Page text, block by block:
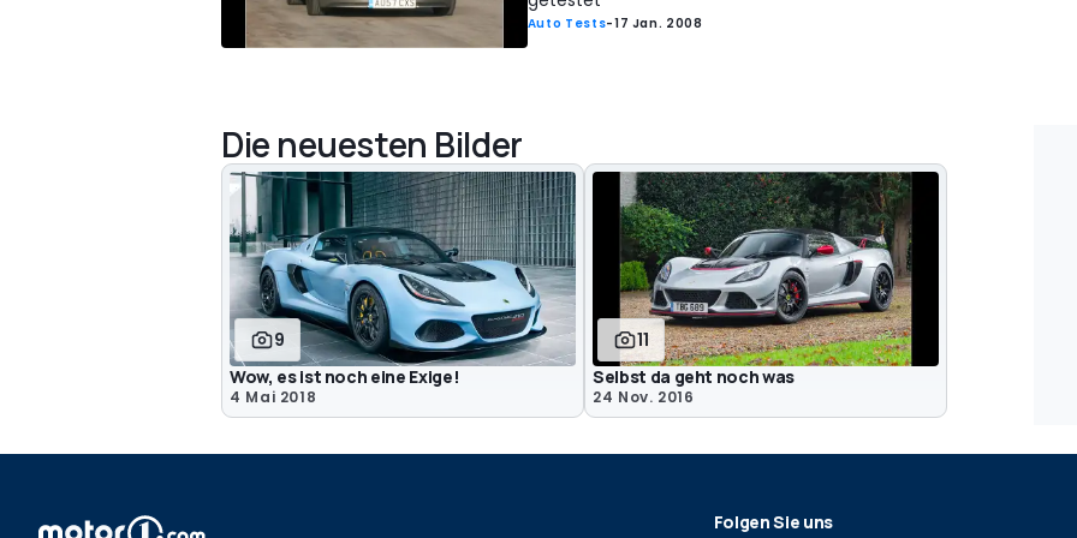
Auto Tests-17 Jan. 2008
Die neuesten Bilder
9
Wow, es ist noch eine Exige!
4 Mai 2018
11
Selbst da geht noch was
24 Nov. 2016
Folgen Sie uns